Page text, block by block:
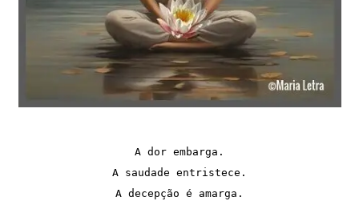
A dor embarga.
A saudade entristece.
A decepção é amarga.